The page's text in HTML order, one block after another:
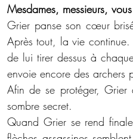
Mesdames, messieurs,
Grier panse son cœur
Après tout, la vie continue.
de lui tirer dessus à
envoie encore des archers
Afin de se protéger,
sombre secret.
Quand Grier se rend